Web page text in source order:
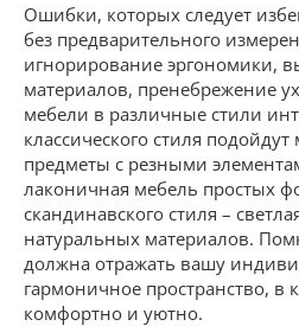
Ошибки, которых следует
без предварительного
игнорирование эргономики,
материалов, пренебрежение
мебели в различные стили
классического стиля
предметы с резными
лаконичная мебель простых
скандинавского стиля –
натуральных материалов.
должна отражать вашу
гармоничное пространство, в
комфортно и уютно.